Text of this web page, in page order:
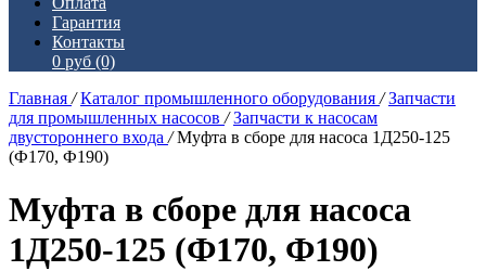
Гарантия
Контакты
0 руб (0)
Главная / Каталог промышленного оборудования / Запчасти
для промышленных насосов / Запчасти к насосам
двустороннего входа / Муфта в сборе для насоса 1Д250-125
(Ф170, Ф190)
Муфта в сборе для насоса
1Д250-125 (Ф170, Ф190)